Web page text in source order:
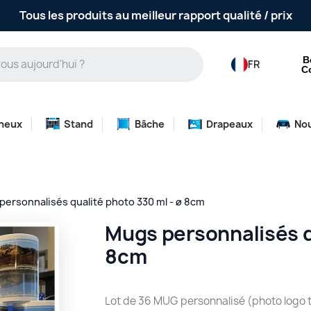
Tous les produits au meilleur rapport qualité / prix
FR
Stand Bâche Drapeaux
qualité photo 330 ml - ø 8cm
Mugs personnalisés
8cm
Lot de 36 MUG personnalisé (photo logo